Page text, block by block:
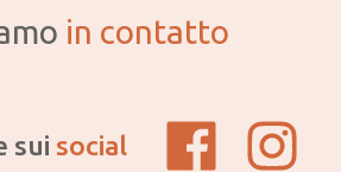
in contatto
sui social